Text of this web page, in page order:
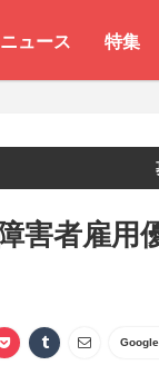
ニュース 特集
害者雇用